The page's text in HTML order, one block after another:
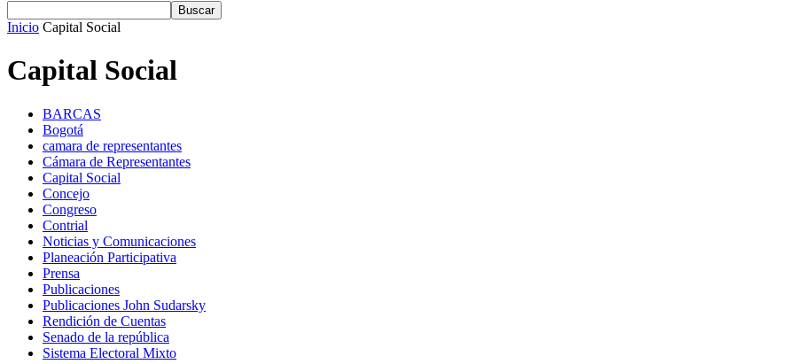
Inicio Capital Social
Capital Social
BARCAS
Bogotá
camara de representantes
Cámara de Representantes
Capital Social
Concejo
Congreso
Contrial
Noticias y Comunicaciones
Planeación Participativa
Prensa
Publicaciones
Publicaciones John Sudarsky
Rendición de Cuentas
Senado de la república
Sistema Electoral Mixto